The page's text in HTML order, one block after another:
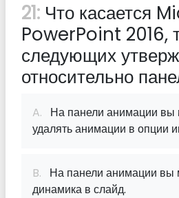
21: Что касается
PowerPoint 2016,
следующих
относительно
A. На панели анимации вы
удалять анимации в опции
B. На панели анимации вы
динамика в слайд.